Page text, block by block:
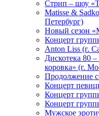
Стрип – шоу
Matissе &
Петербург)
Новый сезон
Концерт
Anton Liss (г.
Дискотека 80
коровка» (г.
Продолжение
Концерт
Концерт
Концерт
Мужское